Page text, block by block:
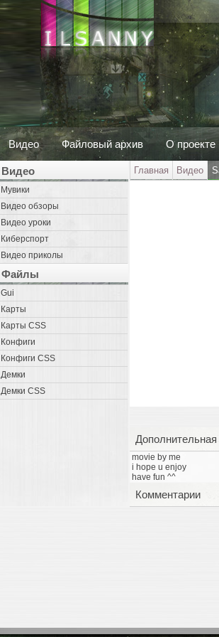
Видео Файловый архив О проекте
Видео
Мувики
Видео обзоры
Видео уроки
Киберспорт
Видео приколы
Файлы
Gui
Карты
Карты CSS
Конфиги
Конфиги CSS
Демки
Демки CSS
Главная Видео
movie by me
i hope u enjoy
have fun ^^
Комментарии